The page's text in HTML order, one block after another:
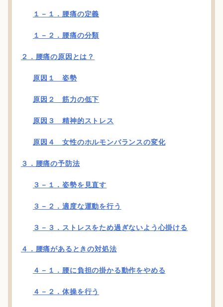
１－１．腰痛の定義
１－２．腰痛の分類
２．腰痛の原因とは？
原因１ 姿勢
原因２ 筋力の低下
原因３ 精神的ストレス
原因４ 女性のホルモンバランスの変化
３．腰痛の予防法
３－１．姿勢を見直す
３－２．適度な運動を行う
３－３．ストレスをため過ぎないよう心掛ける
４．腰痛があるときの対処法
４－１．腰に負担の掛かる動作をやめる
４－２．体操を行う